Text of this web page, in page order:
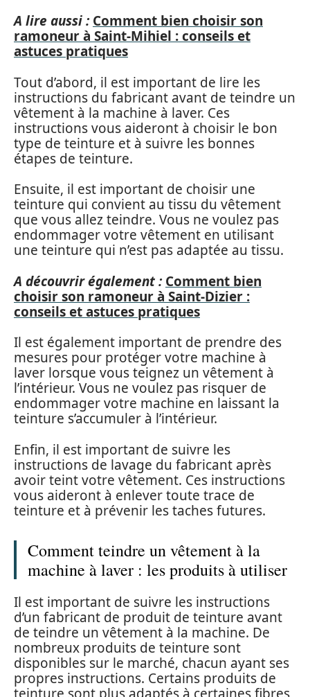
A lire aussi : Comment bien choisir son
ramoneur à Saint-Mihiel : conseils et
astuces pratiques
Tout d’abord, il est important de lire les
instructions du fabricant avant de teindre un
vêtement à la machine à laver. Ces
instructions vous aideront à choisir le bon
type de teinture et à suivre les bonnes
étapes de teinture.
Ensuite, il est important de choisir une
teinture qui convient au tissu du vêtement
que vous allez teindre. Vous ne voulez pas
endommager votre vêtement en utilisant
une teinture qui n’est pas adaptée au tissu.
A découvrir également : Comment bien
choisir son ramoneur à Saint-Dizier :
conseils et astuces pratiques
Il est également important de prendre des
mesures pour protéger votre machine à
laver lorsque vous teignez un vêtement à
l’intérieur. Vous ne voulez pas risquer de
endommager votre machine en laissant la
teinture s’accumuler à l’intérieur.
Enfin, il est important de suivre les
instructions de lavage du fabricant après
avoir teint votre vêtement. Ces instructions
vous aideront à enlever toute trace de
teinture et à prévenir les taches futures.
Comment teindre un vêtement à la
machine à laver : les produits à utiliser
Il est important de suivre les instructions
d’un fabricant de produit de teinture avant
de teindre un vêtement à la machine. De
nombreux produits de teinture sont
disponibles sur le marché, chacun ayant ses
propres instructions. Certains produits de